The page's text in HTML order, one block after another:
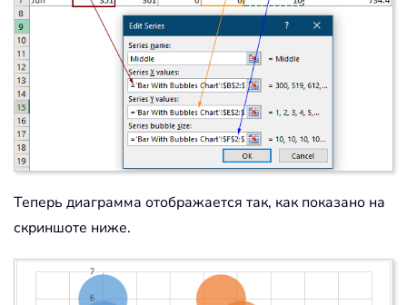
Теперь диаграмма отображается так, как показано на
скриншоте ниже.